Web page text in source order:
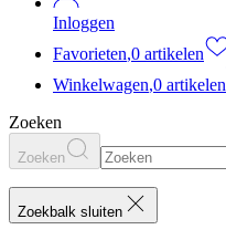
Inloggen
Favorieten,0 artikelen
Winkelwagen,0 artikelen
Zoeken
Zoeken
Zoekbalk sluiten